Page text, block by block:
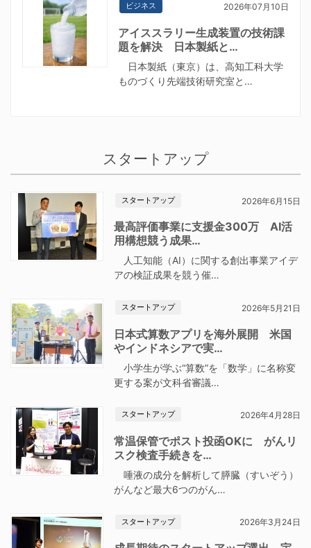
ビジネス 2026年07月10日
アイススラリー生成装置の技術課
題を解決 日本製紙と…
日本製紙（東京）は、高知工科大学
ものづくり先端技術研究室と…
スタートアップ
スタートアップ 2026年6月15日
最高評価事業に支援金300万 AI活
用構想競う成果…
人工知能（AI）に関する創出事業アイデ
アの検証成果を競う催…
スタートアップ 2026年5月21日
日本式算数アプリを海外展開 米国
やインドネシアで実…
小学生が学ぶ“算数”を「数学」に名称変
更する案が文科省審議…
スタートアップ 2026年4月28日
常温保管でポスト投函OKに がんリ
スク検査手続きを…
唾液の成分を解析して膵臓（すいぞう）
がんなど最大6つのがん…
スタートアップ 2026年3月24日